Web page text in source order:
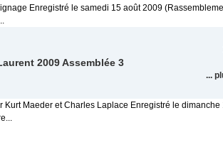
Enregistré le samedi 15 août 2009
2009 Assemblée 3
...
Kurt Maeder et Charles Laplace Enregistré le dimanche